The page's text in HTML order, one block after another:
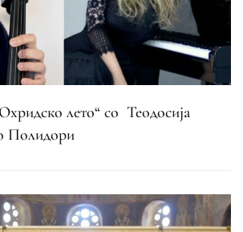
лето“ со Теодосија
Полидори